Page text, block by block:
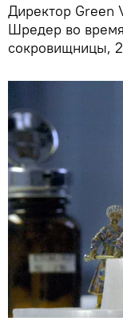
Директор Green
Шредер во
сокровищницы,